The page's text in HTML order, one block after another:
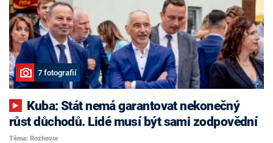
7 fotografií
růst důchodů. Lidé musí být sami zodpovědní
Téma: Rozhovor